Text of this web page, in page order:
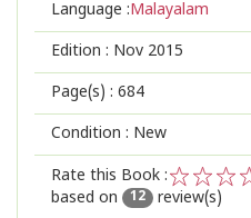
Language :Malayalam
Edition : Nov 2015
Page(s) : 684
Condition : New
Rate this Book :
3
2
1
based on
12 review(s)